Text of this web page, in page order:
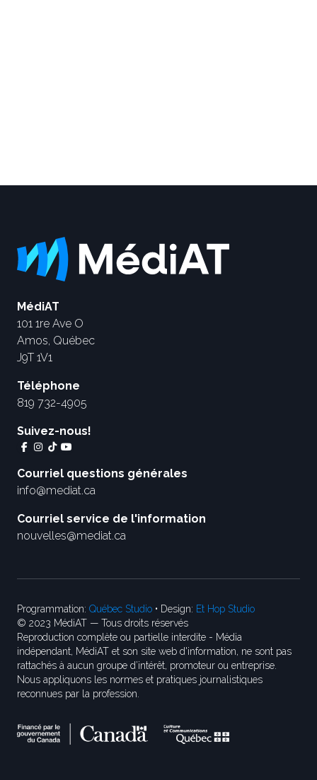
MédiAT
101 1re Ave O
Amos, Québec
J9T 1V1
Téléphone
819 732-4905
Suivez-nous!
Courriel questions générales
info@mediat.ca
Courriel service de l'information
nouvelles@mediat.ca
Programmation: Québec Studio • Design: Et Hop Studio
© 2023 MédiAT — Tous droits réservés
Reproduction complète ou partielle interdite - Média
indépendant, MédiAT et son site web d'information, ne sont pas
rattachés à aucun groupe d’intérêt, promoteur ou entreprise.
Nous appliquons les normes et pratiques journalistiques
reconnues par la profession.